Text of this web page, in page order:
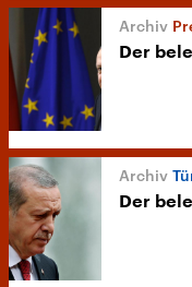
Der
Der